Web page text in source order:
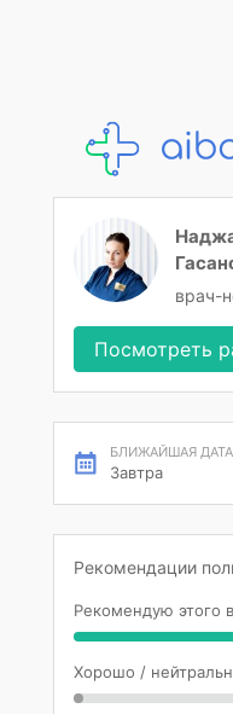
врач-
Посмотреть
БЛИЖАЙШАЯ ДАТА
Завтра
Рекомендации
Рекомендую этого
Хорошо /